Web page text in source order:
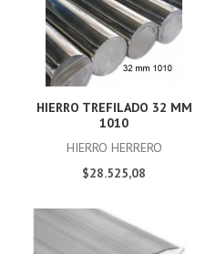
HIERRO TREFILADO 32 MM
1010
HIERRO HERRERO
$28.525,08